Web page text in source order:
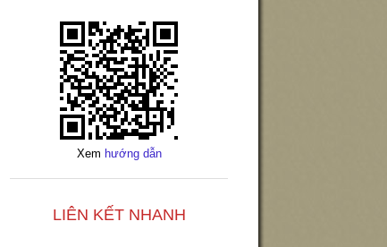
Xem hướng dẫn
LIÊN KẾT NHANH